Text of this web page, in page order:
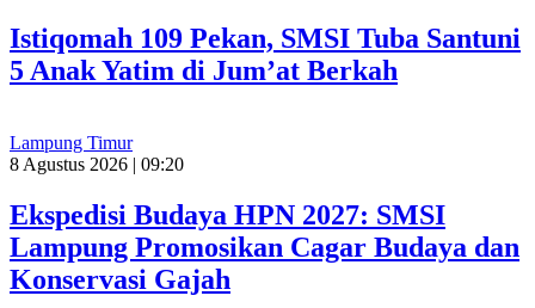
Istiqomah 109 Pekan, SMSI Tuba Santuni
5 Anak Yatim di Jum’at Berkah
Lampung Timur
8 Agustus 2026 | 09:20
Ekspedisi Budaya HPN 2027: SMSI
Lampung Promosikan Cagar Budaya dan
Konservasi Gajah